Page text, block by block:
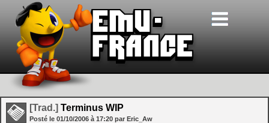
[Trad.] Terminus WIP
Posté le 01/10/2006 à 17:20 par Eric_Aw